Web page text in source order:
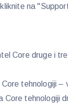
na
Core druge i
Core tehnologiji
Core tehnologiji